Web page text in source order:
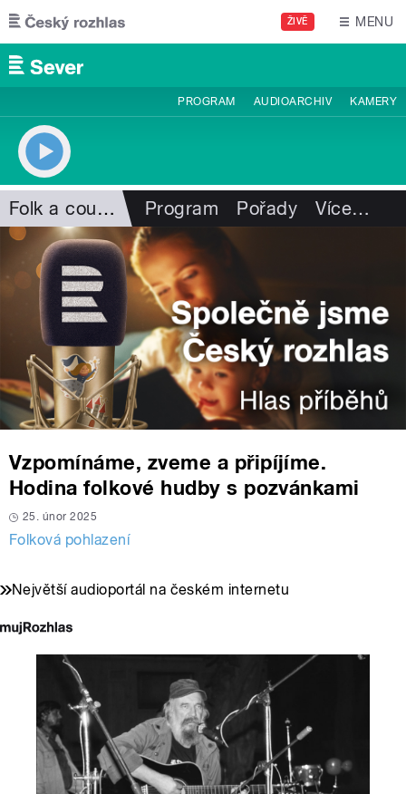
Přejít k hlavnímu obsahu
ŽIVĚ MENU
PROGRAM AUDIOARCHIV KAMERY
Folk a country Program Pořady Více…
Vzpomínáme, zveme a připíjíme.
Hodina folkové hudby s pozvánkami
25. únor 2025
Folková pohlazení
Největší audioportál na českém internetu